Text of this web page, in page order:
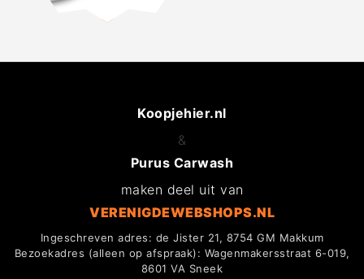
Koopjehier.nl
&
Purus Carwash
maken deel uit van
VERENIGDEWEBSHOPS.NL
Ingeschreven adres: de Jister 21, 8754 GM Makkum
Bezoekadres (alleen op afspraak): Wagenmakersstraat 6-019,
8601 VA Sneek